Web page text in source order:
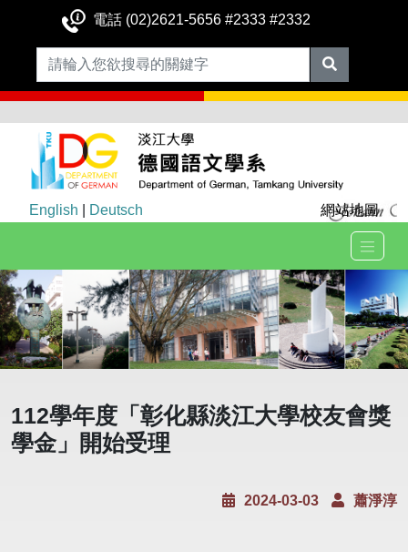
電話 (02)2621-5656 #2333 #2332
English Deutsch 網站地圖
112學年度「彰化縣淡江⼤學校友會獎
學⾦」開始受理
2024-03-03 蕭淨淳